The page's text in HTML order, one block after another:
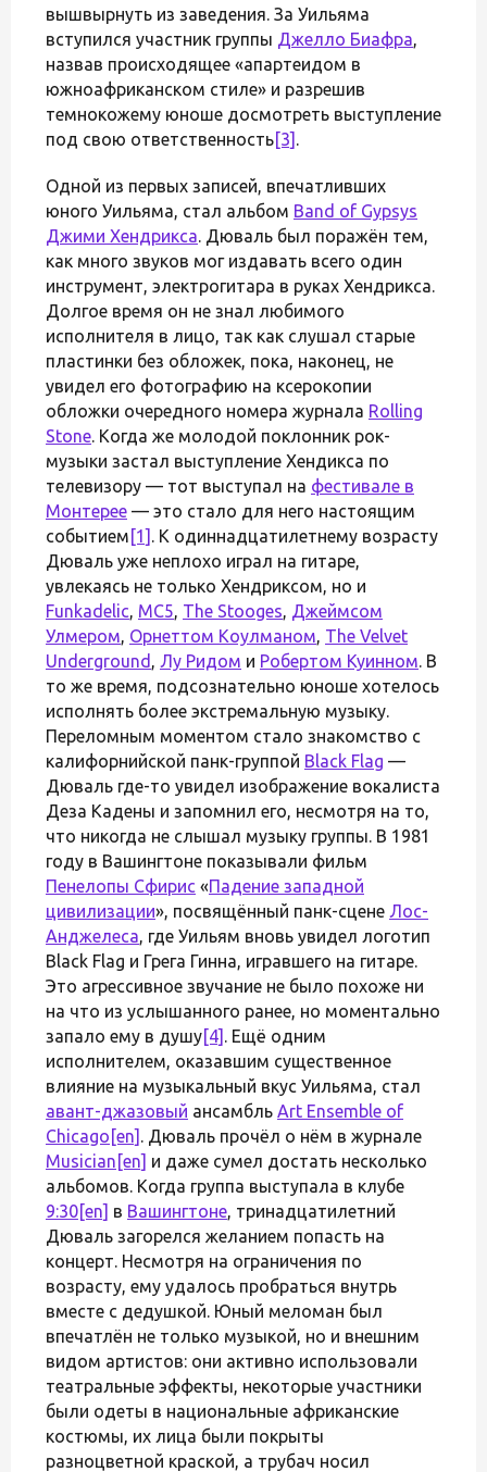
вышвырнуть из заведения. За Уильяма
вступился участник группы Джелло Биафра,
назвав происходящее «апартеидом в
южноафриканском стиле» и разрешив
темнокожему юноше досмотреть выступление
под свою ответственность[3] .
Одной из первых записей, впечатливших
юного Уильяма, стал альбом Band of Gypsys
Джими Хендрикса. Дюваль был поражён тем,
как много звуков мог издавать всего один
инструмент, электрогитара в руках Хендрикса.
Долгое время он не знал любимого
исполнителя в лицо, так как слушал старые
пластинки без обложек, пока, наконец, не
увидел его фотографию на ксерокопии
обложки очередного номера журнала Rolling
Stone. Когда же молодой поклонник рок-
музыки застал выступление Хендикса по
телевизору — тот выступал на фестивале в
Монтерее — это стало для него настоящим
событием [1] . К одиннадцатилетнему возрасту
Дюваль уже неплохо играл на гитаре,
увлекаясь не только Хендриксом, но и
Funkadelic, MC5, The Stooges, Джеймсом
Улмером, Орнеттом Коулманом, The Velvet
Underground , Лу Ридом и Робертом Куинном. В
то же время, подсознательно юноше хотелось
исполнять более экстремальную музыку.
Переломным моментом стало знакомство с
калифорнийской панк-группой Black Flag —
Дюваль где-то увидел изображение вокалиста
Деза Кадены и запомнил его, несмотря на то,
что никогда не слышал музыку группы. В 1981
году в Вашингтоне показывали фильм
Пенелопы Сфирис «Падение западной
цивилизации», посвящённый панк-сцене Лос-
Анджелеса, где Уильям вновь увидел логотип
Black Flag и Грега Гинна, игравшего на гитаре.
Это агрессивное звучание не было похоже ни
на что из услышанного ранее, но моментально
запало ему в душу[4] . Ещё одним
исполнителем, оказавшим существенное
влияние на музыкальный вкус Уильяма, стал
авант-джазовый ансамбль Art Ensemble of
Chicago [en] . Дюваль прочёл о нём в журнале
Musician [en] и даже сумел достать несколько
альбомов. Когда группа выступала в клубе
9:30[en] в Вашингтоне, тринадцатилетний
Дюваль загорелся желанием попасть на
концерт. Несмотря на ограничения по
возрасту, ему удалось пробраться внутрь
вместе с дедушкой. Юный меломан был
впечатлён не только музыкой, но и внешним
видом артистов: они активно использовали
театральные эффекты, некоторые участники
были одеты в национальные африканские
костюмы, их лица были покрыты
разноцветной краской, а трубач носил